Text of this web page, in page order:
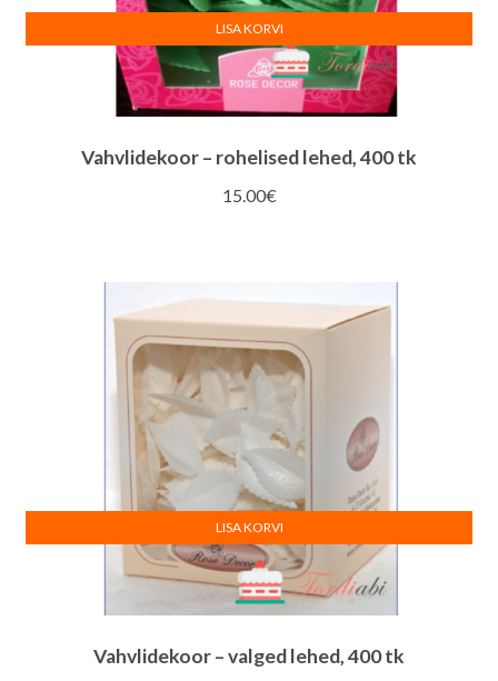
Vahvlidekoor – rohelised lehed, 400 tk
15.00€
LISA KORVI
Vahvlidekoor – valged lehed, 400 tk
LISA KORVI